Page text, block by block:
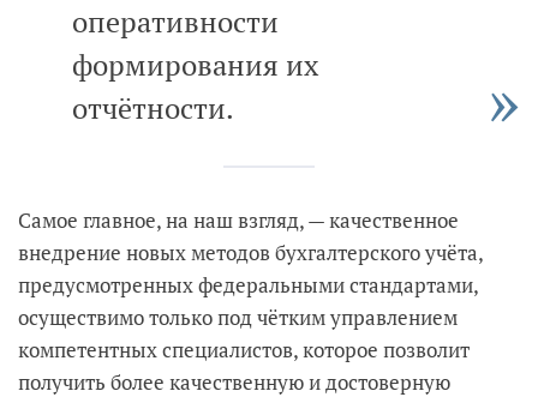
оперативности
формирования их
отчётности.
Самое главное, на наш взгляд, — качественное
внедрение новых методов бухгалтерского учёта,
предусмотренных федеральными стандартами,
осуществимо только под чётким управлением
компетентных специалистов, которое позволит
получить более качественную и достоверную